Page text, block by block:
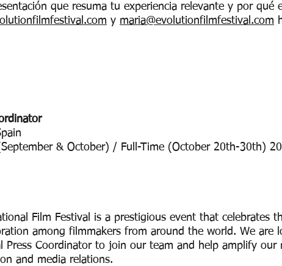
que resuma tu experiencia relevante y por qué
y maria@evolutionfilmfestival.com
& October) / Full-Time (October 20th-30th)
Film Festival is a prestigious event that celebrates
among filmmakers from around the world. We are
Press Coordinator to join our team and help amplify our
and media relations.